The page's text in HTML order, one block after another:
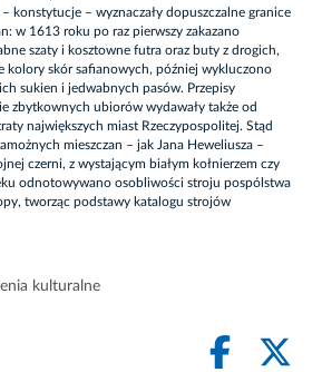
konstytucje – wyznaczały dopuszczalne granice
w 1613 roku po raz pierwszy zakazano
szaty i kosztowne futra oraz buty z drogich,
kolory skór safianowych, później wykluczono
sukien i jedwabnych pasów. Przepisy
zbytkownych ubiorów wydawały także od
największych miast Rzeczypospolitej. Stąd
mieszczan – jak Jana Heweliusza –
czerni, z wystającym białym kołnierzem czy
odnotowywano osobliwości stroju pospólstwa
tworząc podstawy katalogu strojów
kulturalne